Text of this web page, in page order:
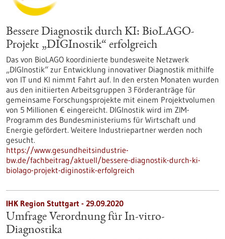
Bessere Diagnostik durch KI: BioLAGO-
Projekt „DIGInostik“ erfolgreich
Das von BioLAGO koordinierte bundesweite Netzwerk
„DIGInostik“ zur Entwicklung innovativer Diagnostik mithilfe
von IT und KI nimmt Fahrt auf. In den ersten Monaten wurden
aus den initiierten Arbeitsgruppen 3 Förderanträge für
gemeinsame Forschungsprojekte mit einem Projektvolumen
von 5 Millionen € eingereicht. DIGInostik wird im ZIM-
Programm des Bundesministeriums für Wirtschaft und
Energie gefördert. Weitere Industriepartner werden noch
gesucht.
https://www.gesundheitsindustrie-
bw.de/fachbeitrag/aktuell/bessere-diagnostik-durch-ki-
biolago-projekt-diginostik-erfolgreich
IHK Region Stuttgart - 29.09.2020
Umfrage Verordnung für In-vitro-
Diagnostika